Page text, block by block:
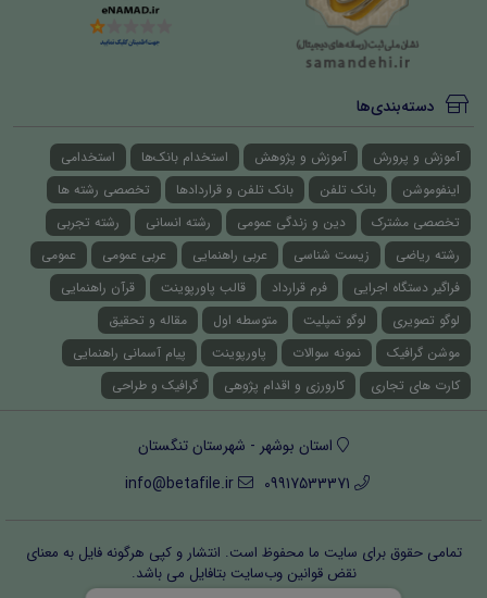
دسته‌بندی‌ها
آموزش و پرورش آموزش و پژوهش استخدام بانک‌ها
استخدامی
اینفوموشن
بانک تلفن بانک تلفن و قراردادها
تخصصی رشته ها
تخصصی مشترک
دین و زندگی عمومی رشته انسانی
رشته تجربی
رشته ریاضی
زیست شناسی عربی راهنمایی عربی عمومی
عمومی
فراگیر دستگاه اجرایی
فرم قرارداد قالب پاورپوینت
قرآن راهنمایی
لوگو تصویری
لوگو تمپلیت متوسطه اول
مقاله و تحقیق
موشن گرافیک
نمونه سوالات پاورپوینت
پیام آسمانی راهنمایی
کارت های تجاری
کارورزی و اقدام پژوهی گرافیک و طراحی
استان بوشهر - شهرستان تنگستان
09917533371
info@betafile.ir
تمامی حقوق برای سایت ما محفوظ است. انتشار و کپی هرگونه فایل‌ به معنای
نقض قوانین وب‌سایت بتافایل می باشد.